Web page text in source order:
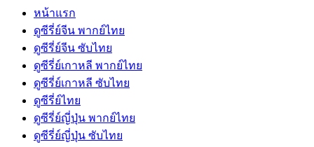
หน้าแรก
ดูซีรี่ย์จีน พากย์ไทย
ดูซีรี่ย์จีน ซับไทย
ดูซีรี่ย์เกาหลี พากย์ไทย
ดูซีรี่ย์เกาหลี ซับไทย
ดูซีรี่ย์ไทย
ดูซีรี่ย์ญี่ปุ่น พากย์ไทย
ดูซีรี่ย์ญี่ปุ่น ซับไทย